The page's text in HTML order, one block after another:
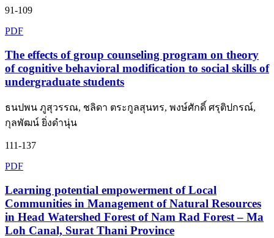
91-109
PDF
The effects of group counseling program on theory
of cognitive behavioral modification to social skills of
undergraduate students
ธนปพน ภูสุวรรณ, ชลิดา ตระกูลสุนทร, พงษ์ศักดิ์ ศรุติปกรณ์,
กุลพัฒน์ ยิ่งดำนุ่น
111-137
PDF
Learning potential empowerment of Local
Communities in Management of Natural Resources
in Head Watershed Forest of Nam Rad Forest – Ma
Loh Canal, Surat Thani Province